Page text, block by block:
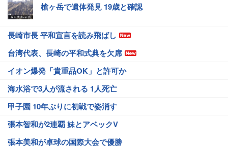
槍ヶ岳で遺体発見 19歳と確認
長崎市長 平和宣言を読み飛ばし
台湾代表、長崎の平和式典を欠席
イオン爆発「貴重品OK」と許可か
海水浴で3人が流される 1人死亡
甲子園 10年ぶりに初戦で姿消す
張本智和が2連覇 妹とアベックV
張本美和が卓球の国際大会で優勝